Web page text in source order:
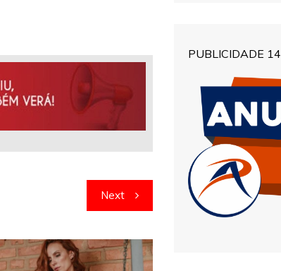
Next
PUBLICIDADE 14